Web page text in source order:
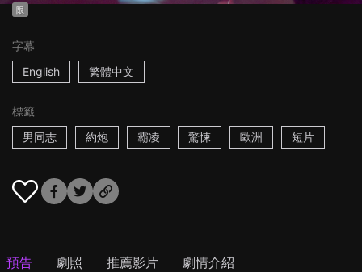
限
字幕
English
繁體中文
標籤
男同志
約炮 霸凌 驚悚 歐洲 短片
預告 劇照 推薦影片 劇情介紹